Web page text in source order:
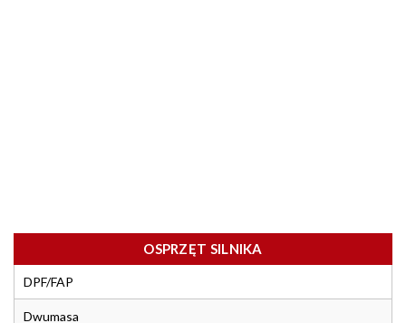
OSPRZĘT SILNIKA
DPF/FAP
Dwumasa